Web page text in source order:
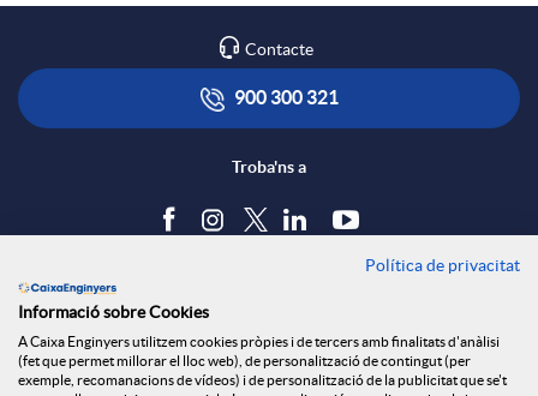
r
e
s
S
i
c
ó
a
Contacte
900 300 321
Troba'ns a
Política de cookies
Avís legal
Política de privacitat
Informació sobre Cookies
A Caixa Enginyers utilitzem cookies pròpies i de tercers amb finalitats d'anàlisi
(fet que permet millorar el lloc web), de personalització de contingut (per
exemple, recomanacions de vídeos) i de personalització de la publicitat que se't